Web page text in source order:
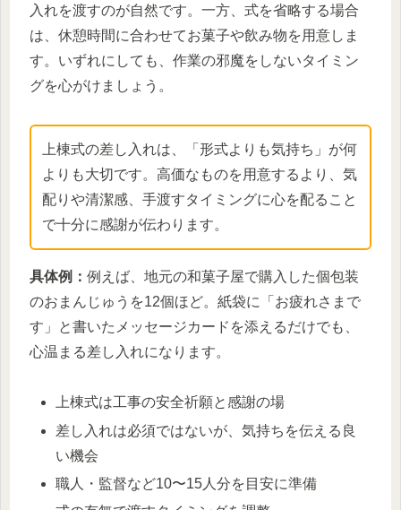
入れを渡すのが自然です。一方、式を省略する場合
は、休憩時間に合わせてお菓子や飲み物を用意しま
す。いずれにしても、作業の邪魔をしないタイミン
グを心がけましょう。
上棟式の差し入れは、「形式よりも気持ち」が何
よりも大切です。高価なものを用意するより、気
配りや清潔感、手渡すタイミングに心を配ること
で十分に感謝が伝わります。
具体例： 例えば、地元の和菓子屋で購入した個包装
のおまんじゅうを12個ほど。紙袋に「お疲れさまで
す」と書いたメッセージカードを添えるだけでも、
心温まる差し入れになります。
上棟式は工事の安全祈願と感謝の場
差し入れは必須ではないが、気持ちを伝える良
い機会
職人・監督など10〜15人分を目安に準備